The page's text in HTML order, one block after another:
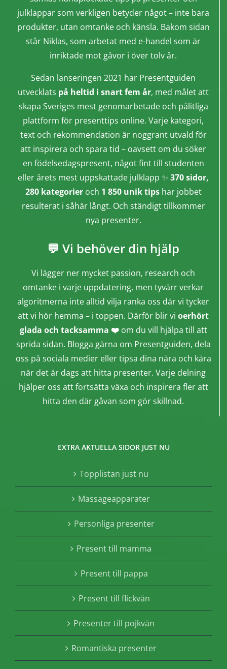
julklappar som verkligen betyder något – inte bara
produkter, utan omtanke och känsla. Bakom sidan
står Niklas, som arbetat med e-handel som är
inriktade mot gåvor i över tolv år.
Sedan lanseringen 2021 har Presentguiden
utvecklats på heltid i snart fem år, med målet att
skapa Sveriges mest genomarbetade och pålitliga
plattform för presenttips online. Varje kategori,
text och rekommendation är noggrant utvald för
att inspirera och spara tid – oavsett om du söker
en födelsedagspresent, något fint till studenten
eller årets mest uppskattade julklapp ✨ 370 sidor,
280 kategorieroch 1 850 unik tipshar jobbet
resulterat i såhär långt. Och ständigt tillkommer
nya presenter.
💬 Vi behöver din hjälp
Vi lägger ner mycket passion, research och
omtanke i varje uppdatering, men tyvärr verkar
algoritmerna inte alltid vilja ranka oss där vi tycker
att vi hör hemma – i toppen. Därför blir vi oerhört
glada och tacksamma ❤️om du vill hjälpa till att
sprida sidan. Blogga gärna om Presentguiden, dela
oss på sociala medier eller tipsa dina nära och kära
när det är dags att hitta presenter. Varje delning
hjälper oss att fortsätta växa och inspirera fler att
hitta den där gåvan som gör skillnad.
EXTRA AKTUELLA SIDOR JUST NU
Topplistan just nu
Massageapparater
Personliga presenter
Present till mamma
Present till pappa
Present till flickvän
Presenter till pojkvän
Romantiska presenter